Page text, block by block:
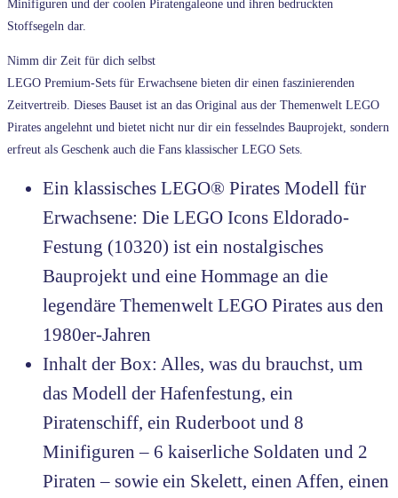
Minifiguren und der coolen Piratengaleone und ihren bedruckten
Stoffsegeln dar.
Nimm dir Zeit für dich selbst
LEGO Premium-Sets für Erwachsene bieten dir einen faszinierenden
Zeitvertreib. Dieses Bauset ist an das Original aus der Themenwelt LEGO
Pirates angelehnt und bietet nicht nur dir ein fesselndes Bauprojekt, sondern
erfreut als Geschenk auch die Fans klassischer LEGO Sets.
Ein klassisches LEGO® Pirates Modell für
Erwachsene: Die LEGO Icons Eldorado-
Festung (10320) ist ein nostalgisches
Bauprojekt und eine Hommage an die
legendäre Themenwelt LEGO Pirates aus den
1980er-Jahren
Inhalt der Box: Alles, was du brauchst, um
das Modell der Hafenfestung, ein
Piratenschiff, ein Ruderboot und 8
Minifiguren – 6 kaiserliche Soldaten und 2
Piraten – sowie ein Skelett, einen Affen, einen